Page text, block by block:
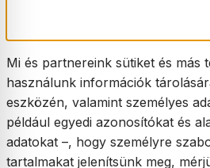
Mi és partnereink sütiket és más
használunk információk
eszközén, valamint személyes
például egyedi azonosítókat és
adatokat –, hogy személyre
tartalmakat jelenítsünk meg,